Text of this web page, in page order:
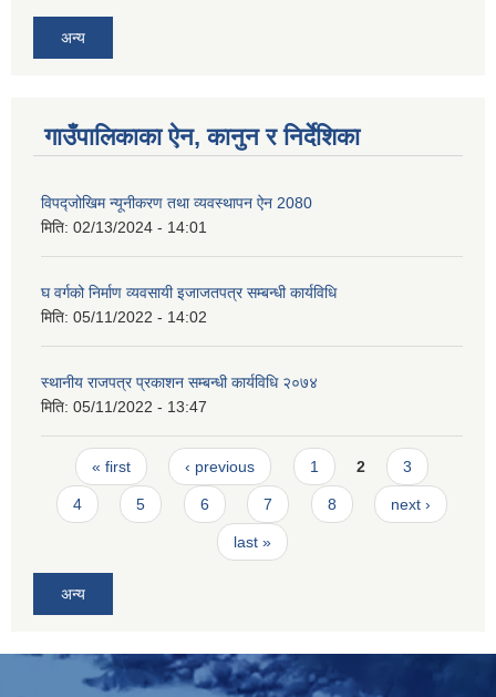
अन्य
गाउँपालिकाका ऐन, कानुन र निर्देशिका
विपद्जोखिम न्यूनीकरण तथा व्यवस्थापन ऐन 2080
मिति: 02/13/2024 - 14:01
घ वर्गको निर्माण व्यवसायी इजाजतपत्र सम्बन्धी कार्यविधि
मिति: 05/11/2022 - 14:02
स्थानीय राजपत्र प्रकाशन सम्बन्धी कार्यविधि २०७४
मिति: 05/11/2022 - 13:47
Pages
« first ‹ previous 1 2 3
4 5 6 7 8 next ›
last »
अन्य